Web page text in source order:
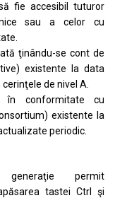
fie accesibil tuturor
sau a celor cu
ţinându-se cont de
existente la data
de nivel A.
în conformitate cu
existente la
periodic.
permit
tastei Ctrl şi